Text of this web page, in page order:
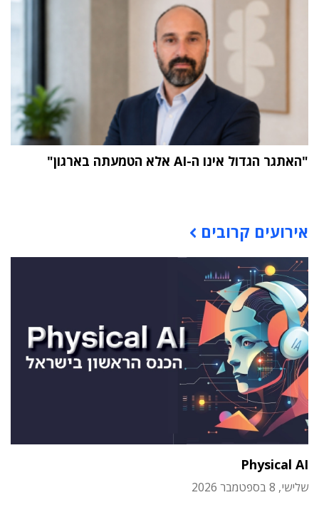
"האתגר הגדול אינו ה-AI אלא הטמעתה בארגון"
אירועים קרובים
Physical AI
שלישי, 8 בספטמבר 2026